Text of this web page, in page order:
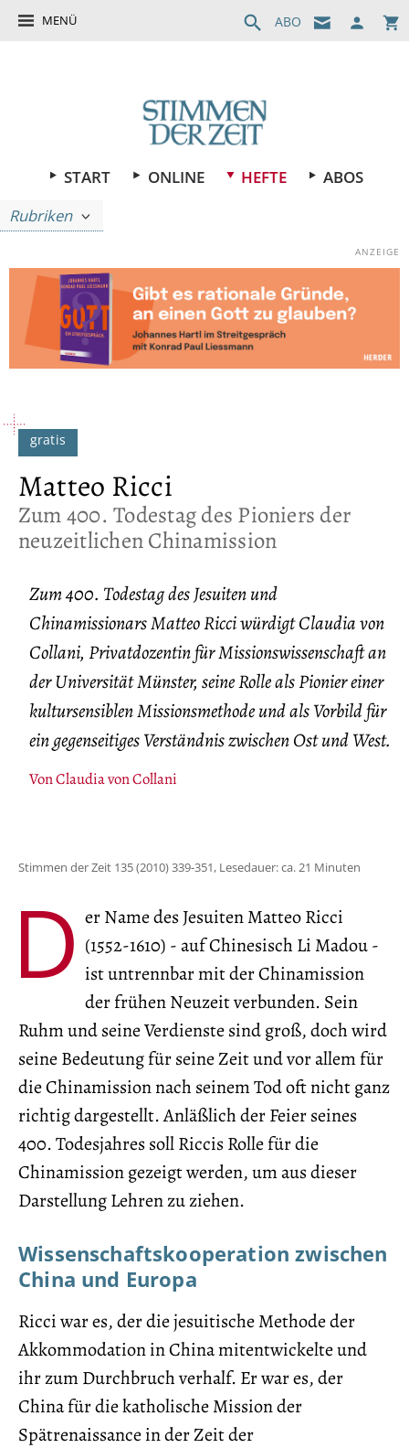
MENÜ ABO
START ONLINE HEFTE
ABOS
Rubriken
Matteo Ricci
:
Zum 400. Todestag des Pioniers der
neuzeitlichen Chinamission
Zum 400. Todestag des Jesuiten und
Chinamissionars Matteo Ricci würdigt Claudia von
Collani, Privatdozentin für Missionswissenschaft an
der Universität Münster, seine Rolle als Pionier einer
kultursensiblen Missionsmethode und als Vorbild für
ein gegenseitiges Verständnis zwischen Ost und West.
VonClaudia von Collani
Stimmen der Zeit 135 (2010) 339-351, Lesedauer: ca. 21 Minuten
D er Name des Jesuiten Matteo Ricci
(1552-1610) - auf Chinesisch Li Madou -
ist untrennbar mit der Chinamission
der frühen Neuzeit verbunden. Sein
Ruhm und seine Verdienste sind groß, doch wird
seine Bedeutung für seine Zeit und vor allem für
die Chinamission nach seinem Tod oft nicht ganz
richtig dargestellt. Anläßlich der Feier seines
400. Todesjahres soll Riccis Rolle für die
Chinamission gezeigt werden, um aus dieser
Darstellung Lehren zu ziehen.
Wissenschaftskooperation zwischen
China und Europa
Ricci war es, der die jesuitische Methode der
Akkommodation in China mitentwickelte und
ihr zum Durchbruch verhalf. Er war es, der
China für die katholische Mission der
Spätrenaissance in der Zeit der